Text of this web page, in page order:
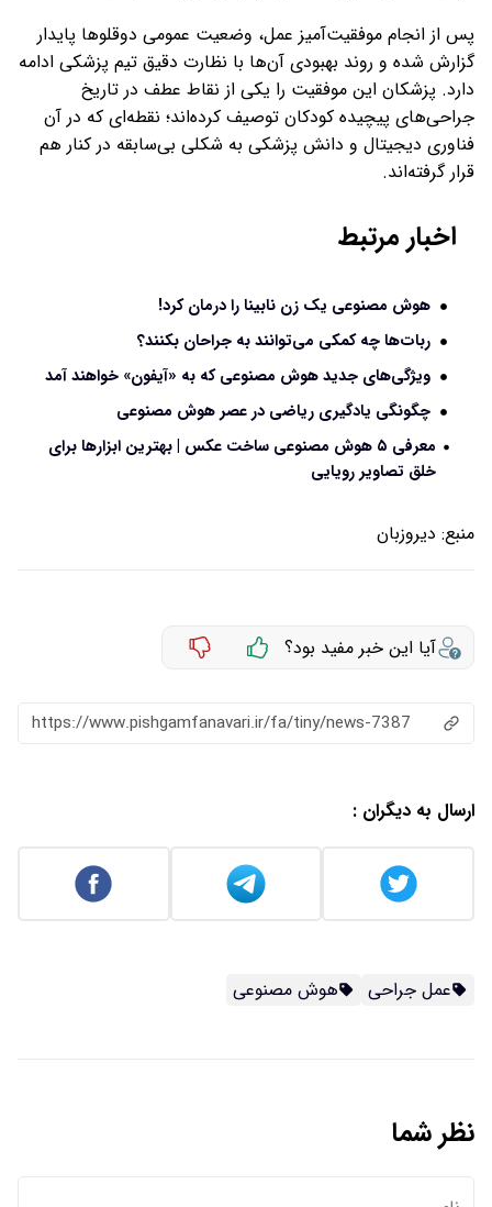
پس از انجام موفقیت‌آمیز عمل، وضعیت عمومی دوقلوها پایدار
گزارش شده و روند بهبودی آن‌ها با نظارت دقیق تیم پزشکی ادامه
دارد. پزشکان این موفقیت را یکی از نقاط عطف در تاریخ
جراحی‌های پیچیده کودکان توصیف کرده‌اند؛ نقطه‌ای که در آن
فناوری دیجیتال و دانش پزشکی به شکلی بی‌سابقه در کنار هم
قرار گرفته‌اند.
اخبار مرتبط
هوش مصنوعی یک زن نابینا را درمان کرد!
ربات‌ها چه کمکی می‌توانند به جراحان بکنند؟
ویژگی‌های جدید هوش مصنوعی که به «آیفون» خواهند آمد
چگونگی یادگیری ریاضی در عصر هوش مصنوعی
معرفی ۵ هوش مصنوعی ساخت عکس | بهترین ابزارها برای
خلق تصاویر رویایی
منبع: دیروزبان
آیا این خبر مفید بود؟
https://www.pishgamfanavari.ir/fa/tiny/news-7387
ارسال به دیگران :
عمل جراحی هوش مصنوعی
نظر شما